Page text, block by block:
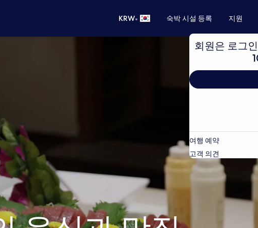
KRW• 숙박 시설 등록 지원
회원은 로그
여행 예약
고객 의견